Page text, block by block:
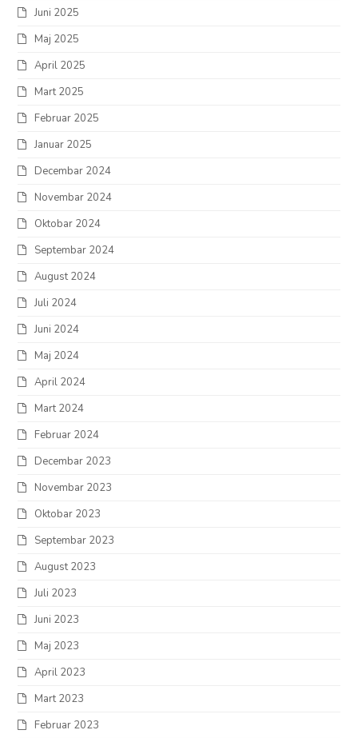
Juni 2025
Maj 2025
April 2025
Mart 2025
Februar 2025
Januar 2025
Decembar 2024
Novembar 2024
Oktobar 2024
Septembar 2024
August 2024
Juli 2024
Juni 2024
Maj 2024
April 2024
Mart 2024
Februar 2024
Decembar 2023
Novembar 2023
Oktobar 2023
Septembar 2023
August 2023
Juli 2023
Juni 2023
Maj 2023
April 2023
Mart 2023
Februar 2023